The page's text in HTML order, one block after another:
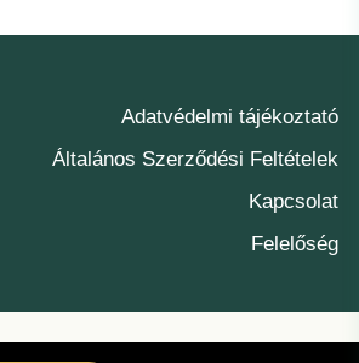
Adatvédelmi tájékoztató
Általános Szerződési Feltételek
Kapcsolat
Felelőség